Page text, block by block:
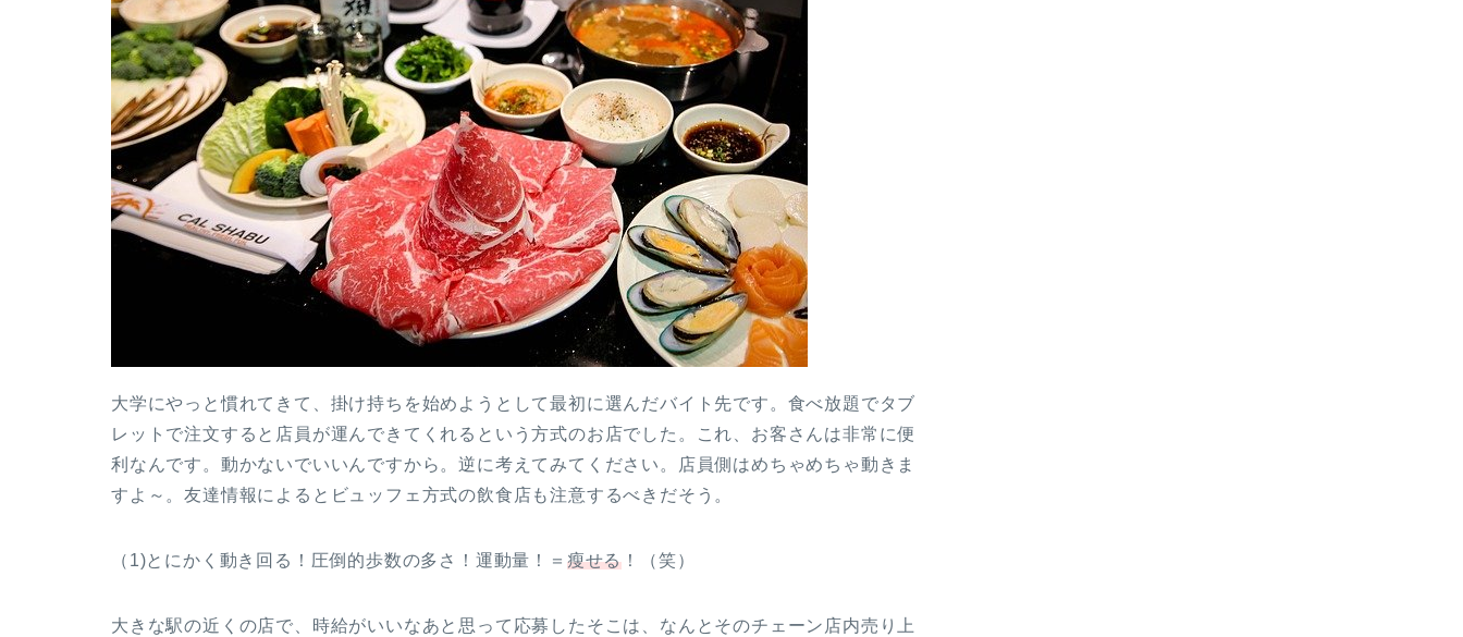
大学にやっと慣れてきて、掛け持ちを始めようとして最初に選んだバイト先です。食べ放題でタブ
レットで注文すると店員が運んできてくれるという方式のお店でした。これ、お客さんは非常に便
利なんです。動かないでいいんですから。逆に考えてみてください。店員側はめちゃめちゃ動きま
すよ～。友達情報によるとビュッフェ方式の飲食店も注意するべきだそう。
（1)とにかく動き回る！圧倒的歩数の多さ！運動量！＝ 瘦せる ！（笑）
大きな駅の近くの店で、時給がいいなあと思って応募したそこは、なんとそのチェーン店内売り上